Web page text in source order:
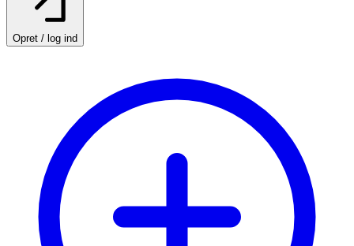
Opret / log ind